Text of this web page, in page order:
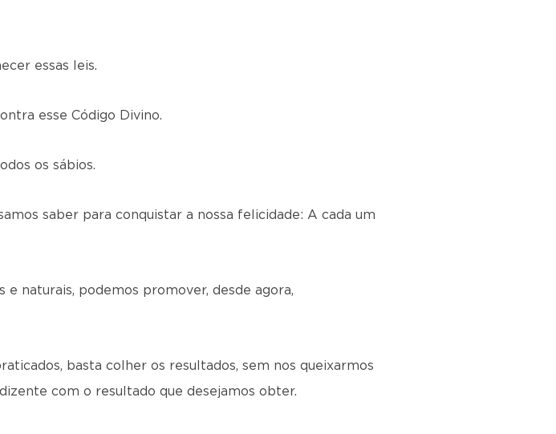
essas leis.
esse Código Divino.
os sábios.
saber para conquistar a nossa felicidade: A cada um
e naturais, podemos promover, desde agora,
basta colher os resultados, sem nos queixarmos
com o resultado que desejamos obter.